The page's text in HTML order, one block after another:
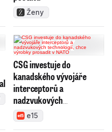
Ženy
CSG investuje do
kanadského vývojáře
interceptorů a
nadzvukových
technologií, chce výrobky
prosadit v NATO
e15